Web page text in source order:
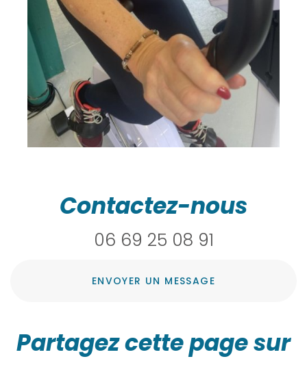
Contactez-nous
06 69 25 08 91
ENVOYER UN MESSAGE
Partagez cette page sur